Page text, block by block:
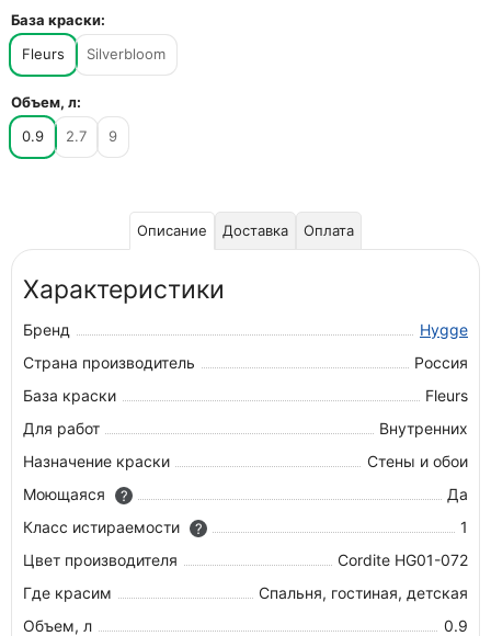
База краски:
Fleurs
Silverbloom
Объем, л:
0.9
2.7 9
Описание Доставка Оплата
Характеристики
Бренд
Hygge
Страна производитель
Россия
База краски
Fleurs
Для работ
Внутренних
Назначение краски
Стены и обои
Моющаяся
?
Да
Класс истираемости
?
1
Цвет производителя
Cordite HG01-072
Где красим
Спальня, гостиная, детская
Объем, л
0.9